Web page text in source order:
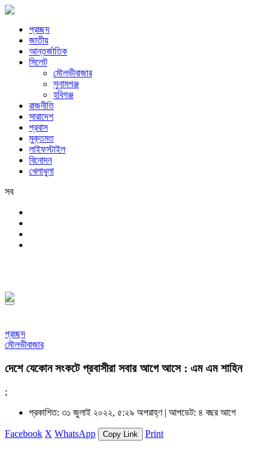
প্রচ্ছদ
জাতীয়
আন্তর্জাতিক
সিলেট
মৌলভীবাজার
সুনামগঞ্জ
হবিগঞ্জ
রাজনীতি
সারাদেশ
প্রবাস
মুক্তমত
লাইফস্টাইল
বিনোদন
খেলাধুলা
সব
প্রচ্ছদ
মৌলভীবাজার
দেশে যেকোন সংকটে প্রবাসীরা সবার আগে আসে : এম এম শাহিন
;
প্রকাশিত: ৩১ জুলাই ২০২২, ৫:২৯ অপরাহ্ণ | আপডেট: ৪ বছর আগে
Facebook X WhatsApp Copy Link Print